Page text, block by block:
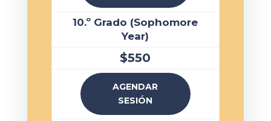
10.º Grado (Sophomore
Year)
$550
AGENDAR
SESIÓN